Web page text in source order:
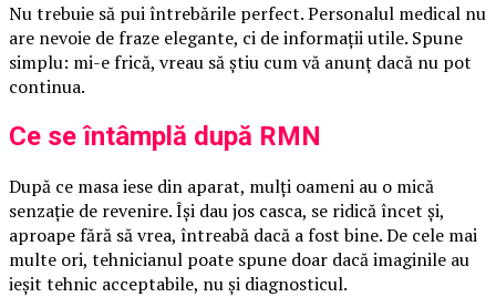
Nu trebuie să pui întrebările perfect. Personalul medical nu
are nevoie de fraze elegante, ci de informații utile. Spune
simplu: mi-e frică, vreau să știu cum vă anunț dacă nu pot
continua.
Ce se întâmplă după RMN
După ce masa iese din aparat, mulți oameni au o mică
senzație de revenire. Își dau jos casca, se ridică încet și,
aproape fără să vrea, întreabă dacă a fost bine. De cele mai
multe ori, tehnicianul poate spune doar dacă imaginile au
ieșit tehnic acceptabile, nu și diagnosticul.